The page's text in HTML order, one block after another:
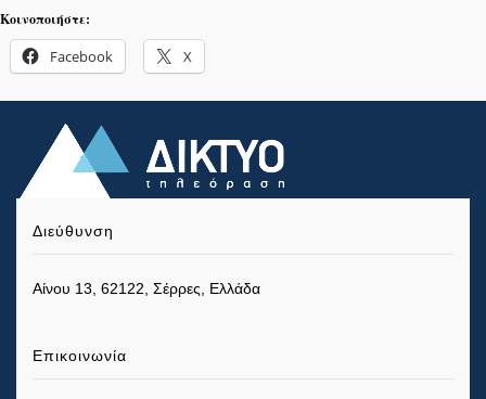
Κοινοποιήστε:
Facebook X
Διεύθυνση
Αίνου 13, 62122, Σέρρες, Ελλάδα
Επικοινωνία